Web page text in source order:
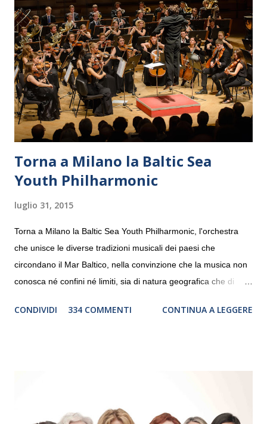
Torna a Milano la Baltic Sea
Youth Philharmonic
luglio 31, 2015
Torna a Milano la Baltic Sea Youth Philharmonic, l'orchestra
che unisce le diverse tradizioni musicali dei paesi che
circondano il Mar Baltico, nella convinzione che la musica non
conosca né confini né limiti, sia di natura geografica che di
debutterà il 10 settembre a Heiden, in Germania, e toccherà, in
“Settembre dell’Accademia” dove si esibirà per il secondo anno
CONDIVIDI 334 COMMENTI CONTINUA A LEGGERE